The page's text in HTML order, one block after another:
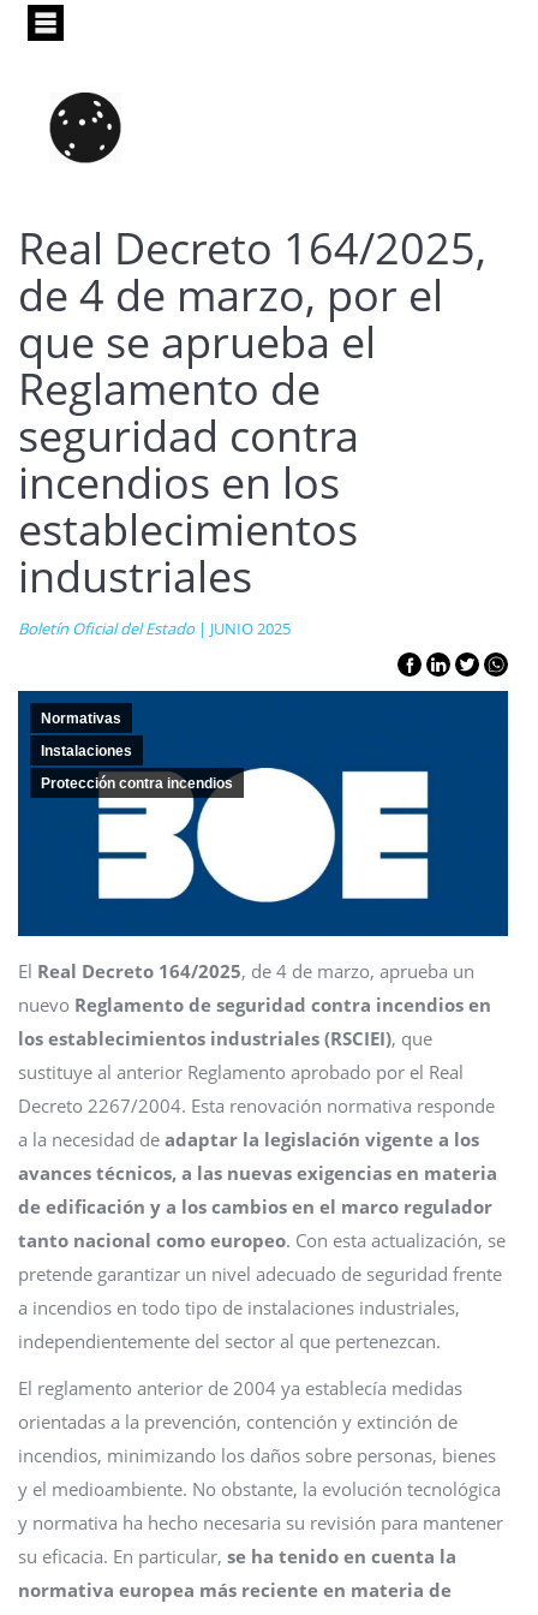
Pasar
principal
Real Decreto 164/2025,
de 4 de marzo, por el
que se aprueba el
Reglamento de
seguridad contra
incendios en los
establecimientos
industriales
Boletín Oficial del Estado| JUNIO 2025
Normativas
Instalaciones
Protección contra incendios
El Real Decreto 164/2025, de 4 de marzo, aprueba un
nuevo Reglamento de seguridad contra incendios en
los establecimientos industriales (RSCIEI), que
sustituye al anterior Reglamento aprobado por el Real
Decreto 2267/2004. Esta renovación normativa responde
a la necesidad de adaptar la legislación vigente a los
avances técnicos, a las nuevas exigencias en materia
de edificación y a los cambios en el marco regulador
tanto nacional como europeo. Con esta actualización, se
pretende garantizar un nivel adecuado de seguridad frente
a incendios en todo tipo de instalaciones industriales,
independientemente del sector al que pertenezcan.
El reglamento anterior de 2004 ya establecía medidas
orientadas a la prevención, contención y extinción de
incendios, minimizando los daños sobre personas, bienes
y el medioambiente. No obstante, la evolución tecnológica
y normativa ha hecho necesaria su revisión para mantener
su eficacia. En particular, se ha tenido en cuenta la
normativa europea más reciente en materia de